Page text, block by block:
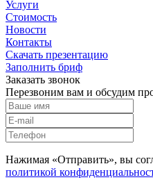
Услуги
Стоимость
Новости
Контакты
Скачать презентацию
Заполнить бриф
Заказать звонок
Перезвоним вам и обсудим
Нажимая «Отправить», вы
политикой